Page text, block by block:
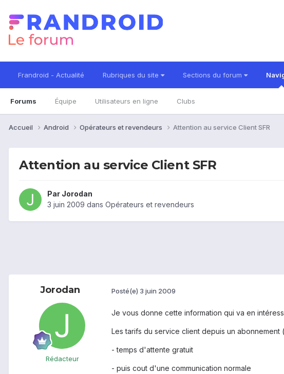
Frandroid - Actualité Rubriques du site Sections du forum
Forums Équipe Utilisateurs en ligne Clubs
Accueil Android Opérateurs et revendeurs Attention au service Client SFR
Attention au service Client SFR
Par Jorodan
3 juin 2009 dans Opérateurs et revendeurs
Jorodan
Rédacteur
Posté(e) 3 juin 2009
Je vous donne cette information qui va en
Les tarifs du service client depuis un
- temps d'attente gratuit
- puis cout d'une communication normale